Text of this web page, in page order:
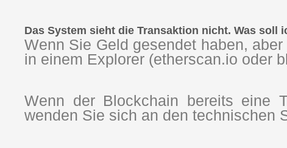
Das System sieht die Transaktion nicht. Was soll
Wenn Sie Geld gesendet haben,
in einem Explorer (etherscan.io oder
Wenn der Blockchain bereits eine
wenden Sie sich an den technischen